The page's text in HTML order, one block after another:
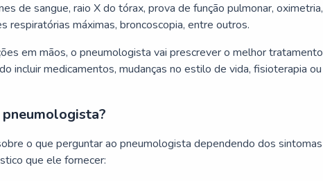
de sangue, raio X do tórax, prova de função pulmonar, oximetria,
respiratórias máximas, broncoscopia, entre outros.
em mãos, o pneumologista vai prescrever o melhor tratamento
incluir medicamentos, mudanças no estilo de vida, fisioterapia ou
o que perguntar ao pneumologista dependendo dos sintomas
que ele fornecer: